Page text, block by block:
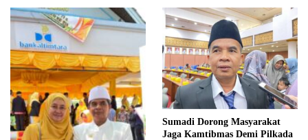
Sumadi Dorong Masyarakat
Jaga Kamtibmas Demi Pilkada